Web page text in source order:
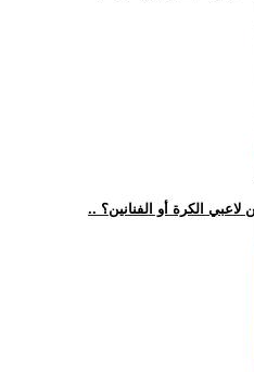
الكرة أو الفنانين؟